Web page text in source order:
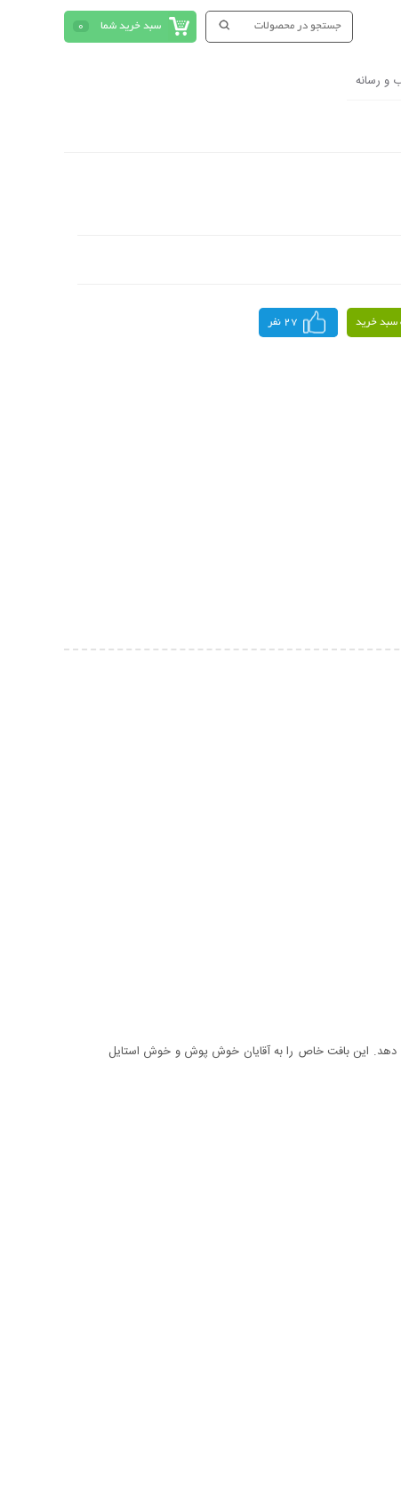
سبد خرید شما 0
و رسانه
سبد خرید 27 نفر
این بافت خاص را به آقایان خوش پوش و خوش استایل